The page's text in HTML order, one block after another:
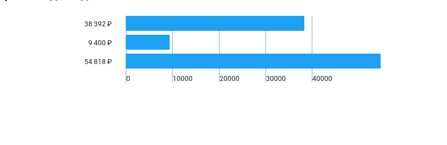
8.0/100км
70 л
1865 мм
38 392 ₽
9 400 ₽
54 818 ₽
0 10000 20000 30000 40000